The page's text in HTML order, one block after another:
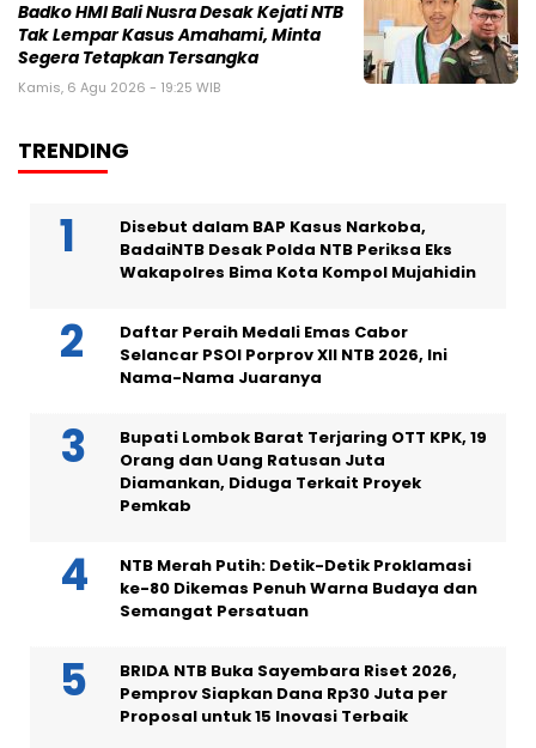
Badko HMI Bali Nusra Desak Kejati NTB
Tak Lempar Kasus Amahami, Minta
Segera Tetapkan Tersangka
Kamis, 6 Agu 2026 - 19:25 WIB
TRENDING
Disebut dalam BAP Kasus Narkoba,
BadaiNTB Desak Polda NTB Periksa Eks
Wakapolres Bima Kota Kompol Mujahidin
Daftar Peraih Medali Emas Cabor
Selancar PSOI Porprov XII NTB 2026, Ini
Nama-Nama Juaranya
Bupati Lombok Barat Terjaring OTT KPK, 19
Orang dan Uang Ratusan Juta
Diamankan, Diduga Terkait Proyek
Pemkab
NTB Merah Putih: Detik-Detik Proklamasi
ke-80 Dikemas Penuh Warna Budaya dan
Semangat Persatuan
BRIDA NTB Buka Sayembara Riset 2026,
Pemprov Siapkan Dana Rp30 Juta per
Proposal untuk 15 Inovasi Terbaik